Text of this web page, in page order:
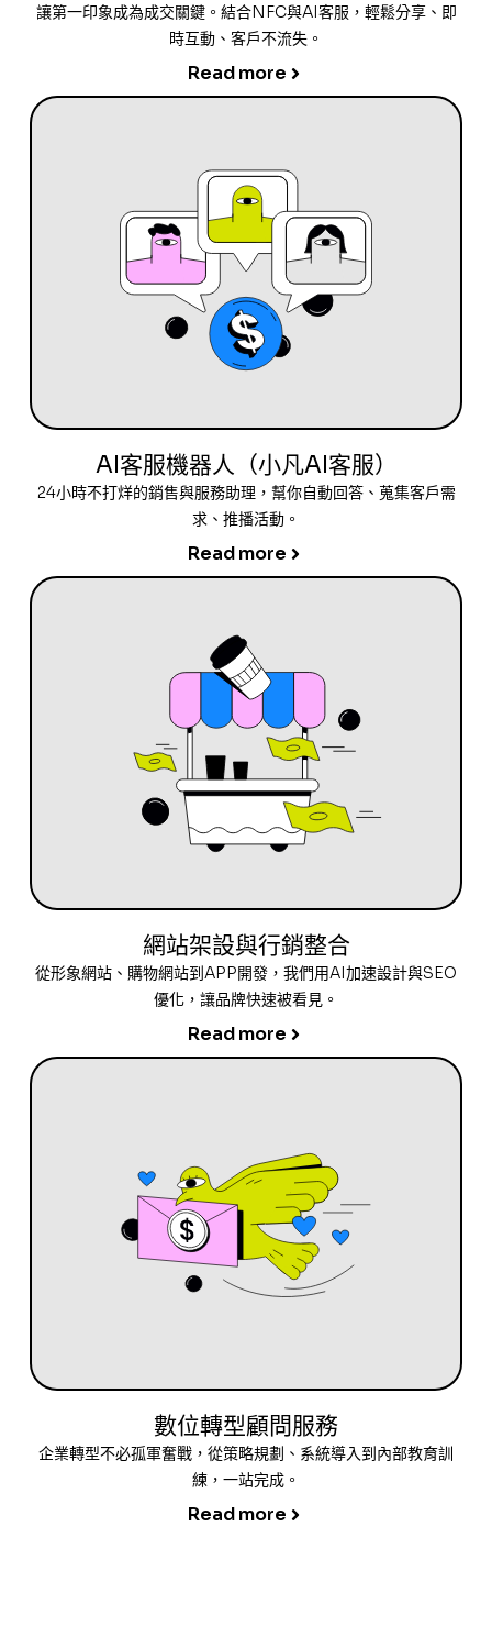
讓第一印象成為成交關鍵。結合NFC與AI客服，輕鬆分享、即
時互動、客戶不流失。
Read more
AI客服機器人（小凡AI客服）
24小時不打烊的銷售與服務助理，幫你自動回答、蒐集客戶需
求、推播活動。
Read more
網站架設與行銷整合
從形象網站、購物網站到APP開發，我們用AI加速設計與SEO
優化，讓品牌快速被看見。
Read more
數位轉型顧問服務
企業轉型不必孤軍奮戰，從策略規劃、系統導入到內部教育訓
練，一站完成。
Read more